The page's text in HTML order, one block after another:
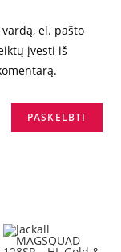
el. pašto
įvesti iš